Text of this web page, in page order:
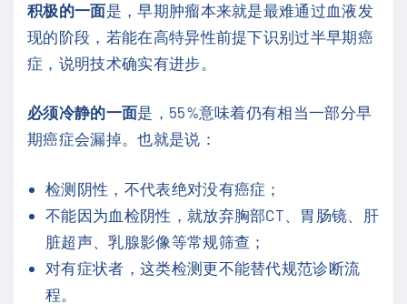
积极的一面是，早期肿瘤本来就是最难通过血液发
现的阶段，若能在高特异性前提下识别过半早期癌
症，说明技术确实有进步。
必须冷静的一面是，55%意味着仍有相当一部分早
期癌症会漏掉。也就是说：
检测阴性，不代表绝对没有癌症；
不能因为血检阴性，就放弃胸部CT、胃肠镜、肝
脏超声、乳腺影像等常规筛查；
对有症状者，这类检测更不能替代规范诊断流
程。